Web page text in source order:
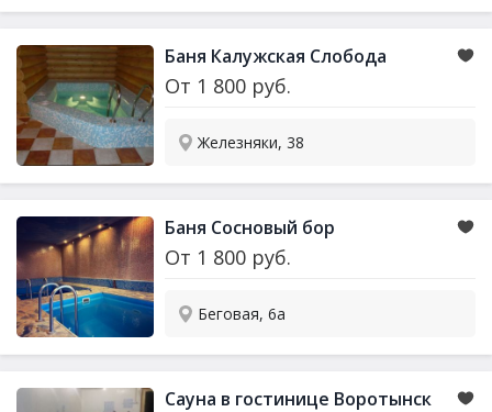
Баня Калужская Слобода
От 1 800 руб.
Железняки, 38
Баня Сосновый бор
От 1 800 руб.
Беговая, 6а
Сауна в гостинице Воротынск